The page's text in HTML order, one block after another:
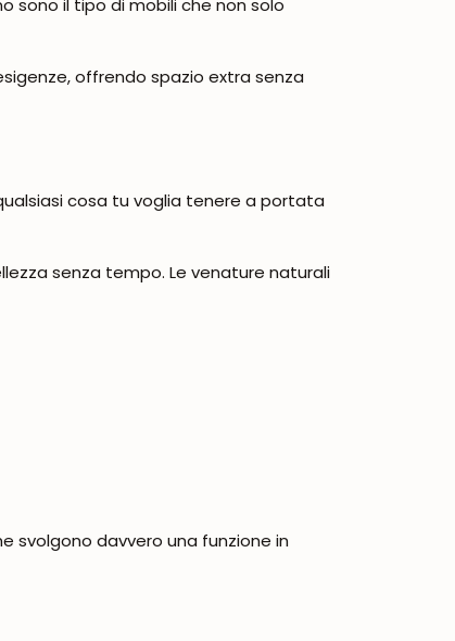
sono il tipo di mobili che non solo
offrendo spazio extra senza
cosa tu voglia tenere a portata
senza tempo. Le venature naturali
svolgono davvero una funzione in